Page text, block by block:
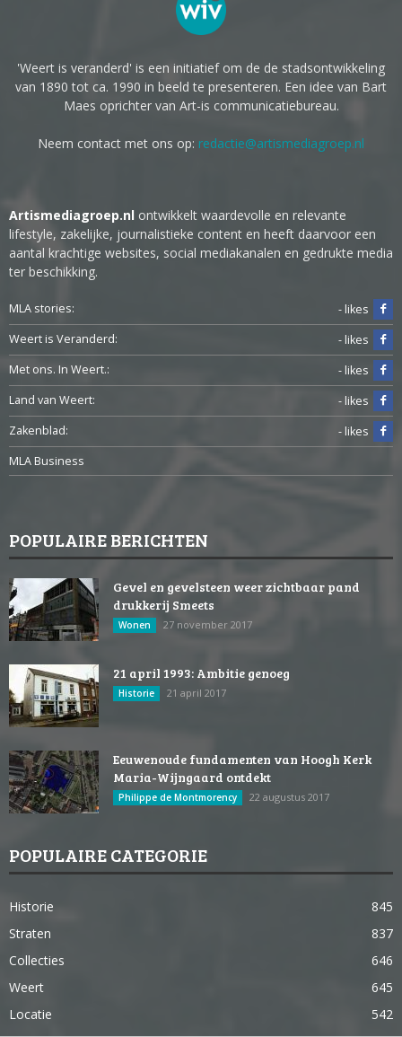
'Weert is veranderd' is een initiatief om de de stadsontwikkeling
van 1890 tot ca. 1990 in beeld te presenteren. Een idee van Bart
Maes oprichter van Art-is communicatiebureau.
Neem contact met ons op: redactie@artismediagroep.nl
Artismediagroep.nl ontwikkelt waardevolle en relevante
lifestyle, zakelijke, journalistieke content en heeft daarvoor een
aantal krachtige websites, social mediakanalen en gedrukte media
ter beschikking.
MLA stories:
- likes
Weert is Veranderd:
- likes
Met ons. In Weert.:
- likes
Land van Weert:
- likes
Zakenblad:
- likes
MLA Business
POPULAIRE BERICHTEN
Gevel en gevelsteen weer zichtbaar pand
drukkerij Smeets
Wonen 27 november 2017
21 april 1993: Ambitie genoeg
Historie 21 april 2017
Eeuwenoude fundamenten van Hoogh Kerk
Maria-Wijngaard ontdekt
Philippe de Montmorency 22 augustus 2017
POPULAIRE CATEGORIE
Historie
845
Straten
837
Collecties
646
Weert
645
Locatie
542